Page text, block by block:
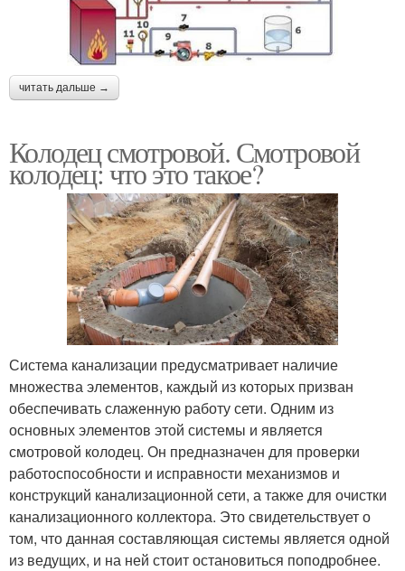
читать дальше →
Колодец смотровой. Смотровой
колодец: что это такое?
Система канализации предусматривает наличие
множества элементов, каждый из которых призван
обеспечивать слаженную работу сети. Одним из
основных элементов этой системы и является
смотровой колодец. Он предназначен для проверки
работоспособности и исправности механизмов и
конструкций канализационной сети, а также для очистки
канализационного коллектора. Это свидетельствует о
том, что данная составляющая системы является одной
из ведущих, и на ней стоит остановиться поподробнее.